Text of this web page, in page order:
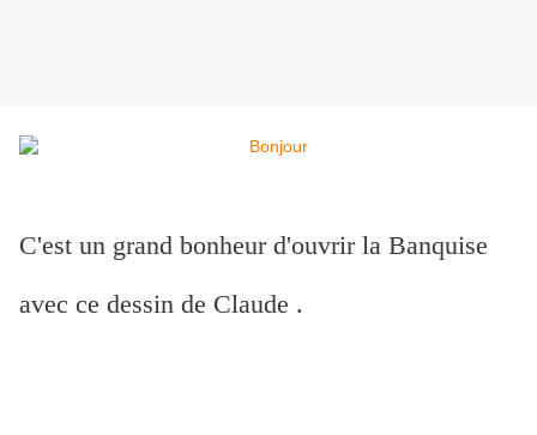
C'est un grand bonheur d'ouvrir la Banquise
avec ce dessin de Claude .